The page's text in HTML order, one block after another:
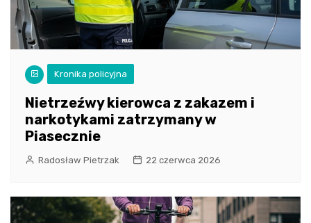
Kronika policyjna
Nietrzeźwy kierowca z zakazem i
narkotykami zatrzymany w
Piasecznie
Radosław Pietrzak 22 czerwca 2026